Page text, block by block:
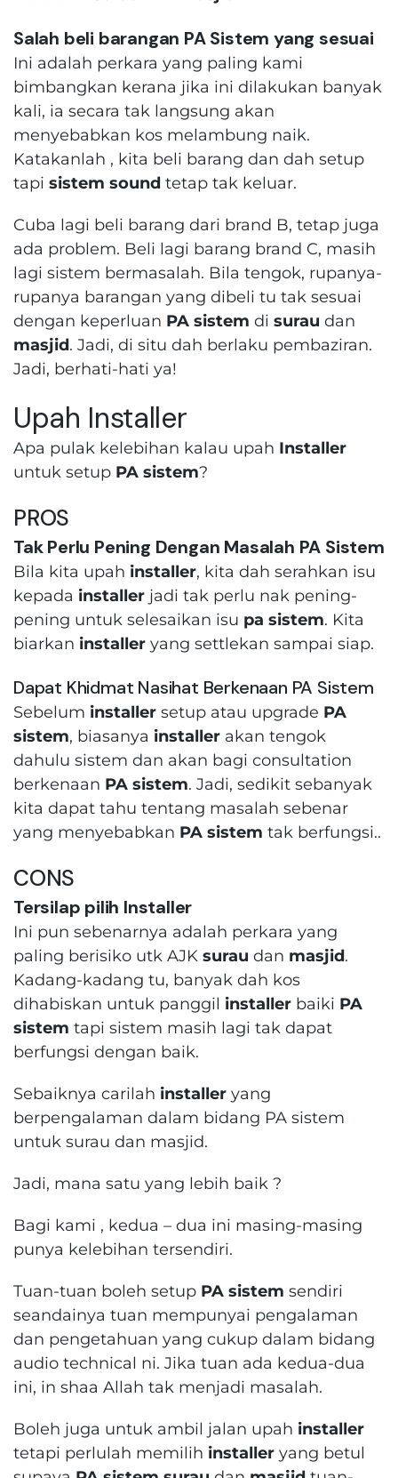
Salah beli barangan PA Sistem yang sesuai
Ini adalah perkara yang paling kami
bimbangkan kerana jika ini dilakukan banyak
kali, ia secara tak langsung akan
menyebabkan kos melambung naik.
Katakanlah , kita beli barang dan dah setup
tapi sistem sound tetap tak keluar.
Cuba lagi beli barang dari brand B, tetap juga
ada problem. Beli lagi barang brand C, masih
lagi sistem bermasalah. Bila tengok, rupanya-
rupanya barangan yang dibeli tu tak sesuai
dengan keperluan PA sistem di surau dan
masjid. Jadi, di situ dah berlaku pembaziran.
Jadi, berhati-hati ya!
Upah Installer
Apa pulak kelebihan kalau upah Installer
untuk setup PA sistem?
PROS
Tak Perlu Pening Dengan Masalah PA Sistem
Bila kita upah installer, kita dah serahkan isu
kepada installer jadi tak perlu nak pening-
pening untuk selesaikan isu pa sistem. Kita
biarkan installer yang settlekan sampai siap.
Dapat Khidmat Nasihat Berkenaan PA Sistem
Sebelum installer setup atau upgrade PA
sistem, biasanya installer akan tengok
dahulu sistem dan akan bagi consultation
berkenaan PA sistem. Jadi, sedikit sebanyak
kita dapat tahu tentang masalah sebenar
yang menyebabkan PA sistem tak berfungsi..
CONS
Tersilap pilih Installer
Ini pun sebenarnya adalah perkara yang
paling berisiko utk AJK surau dan masjid.
Kadang-kadang tu, banyak dah kos
dihabiskan untuk panggil installer baiki PA
sistem tapi sistem masih lagi tak dapat
berfungsi dengan baik.
Sebaiknya carilah installer yang
berpengalaman dalam bidang PA sistem
untuk surau dan masjid.
Jadi, mana satu yang lebih baik ?
Bagi kami , kedua – dua ini masing-masing
punya kelebihan tersendiri.
Tuan-tuan boleh setup PA sistem sendiri
seandainya tuan mempunyai pengalaman
dan pengetahuan yang cukup dalam bidang
audio technical ni. Jika tuan ada kedua-dua
ini, in shaa Allah tak menjadi masalah.
Boleh juga untuk ambil jalan upah installer
tetapi perlulah memilih installer yang betul